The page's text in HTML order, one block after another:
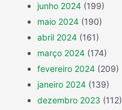
junho 2024 (199)
maio 2024 (190)
abril 2024 (161)
março 2024 (174)
fevereiro 2024 (209)
janeiro 2024 (139)
dezembro 2023 (112)